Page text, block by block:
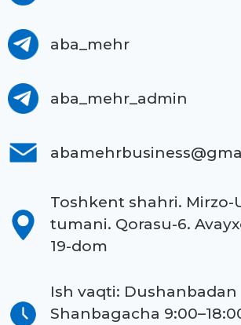
aba_mehr
aba_mehr_admin
Toshkent shahri.
tumani. Qorasu-6.
19-dom
Ish vaqti: Dushanbadan
Shanbagacha